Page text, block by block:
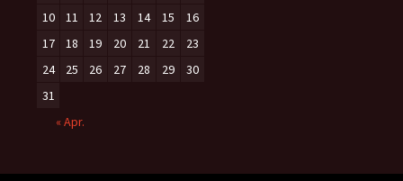
10
11 12 13 14 15
16
17
18 19 20 21 22
23
24
25 26 27 28 29
30
31
« Apr.